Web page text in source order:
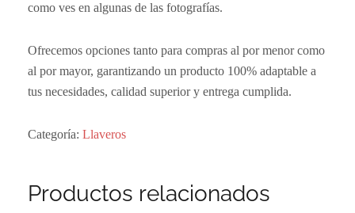
como ves en algunas de las fotografías.
Ofrecemos opciones tanto para compras al por menor como
al por mayor, garantizando un producto 100% adaptable a
tus necesidades, calidad superior y entrega cumplida.
Categoría: Llaveros
Productos relacionados